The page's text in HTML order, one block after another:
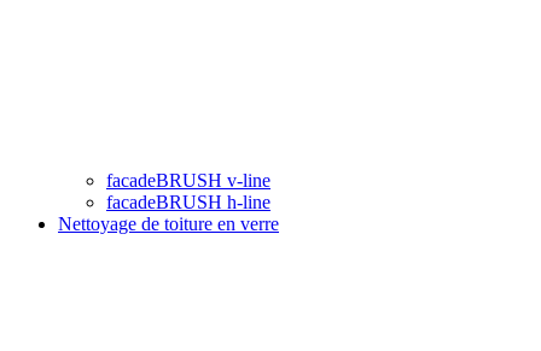
facadeBRUSH v-line
facadeBRUSH h-line
Nettoyage de toiture en verre